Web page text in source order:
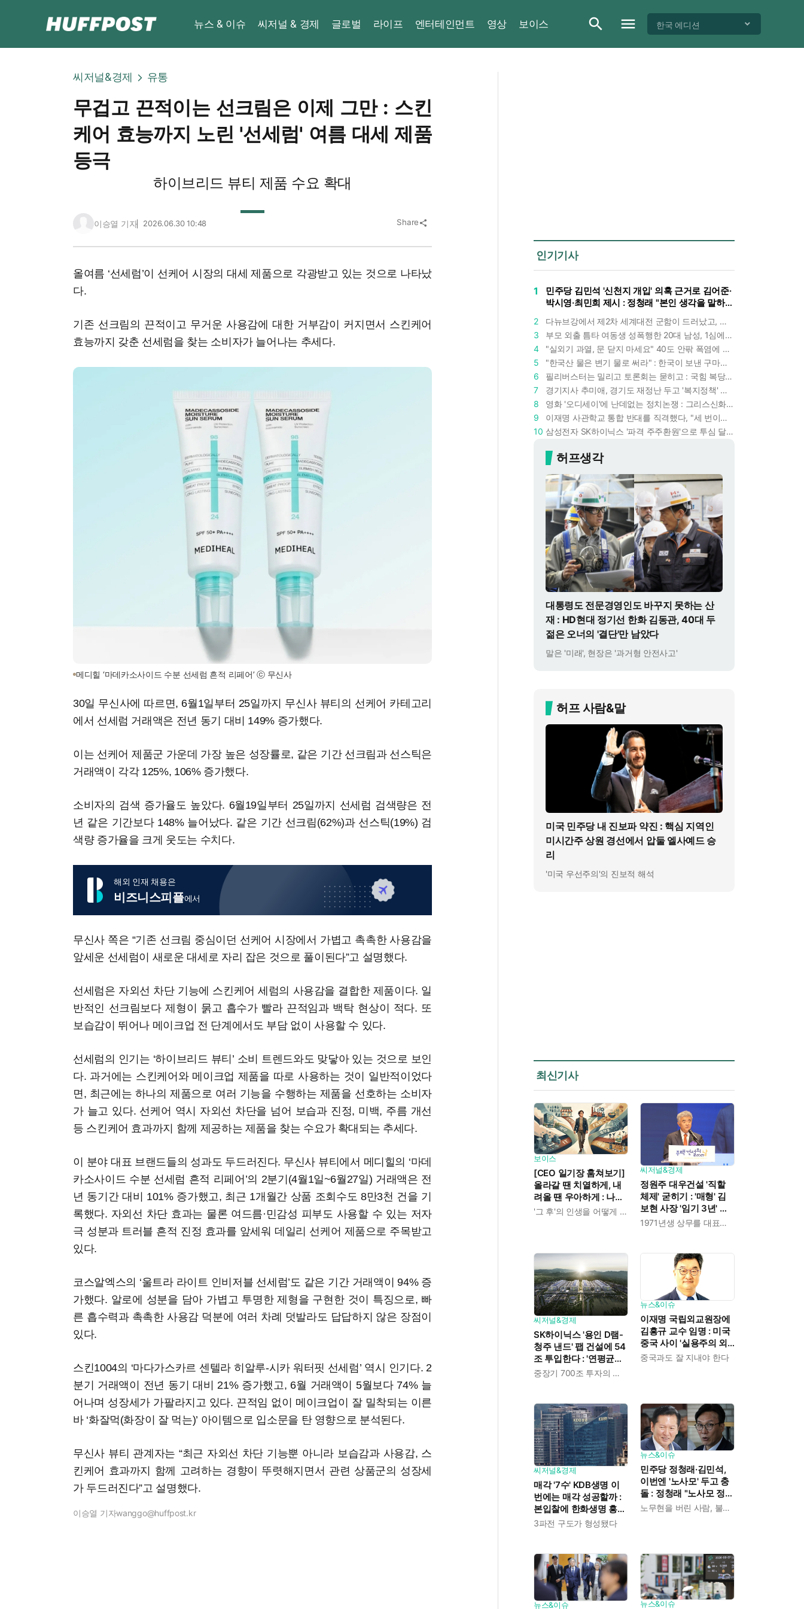
뉴스 & 이슈 씨저널 & 경제 글로벌 라이프 엔터테인먼트 영상 보이스 한국 에디션
씨저널&경제 유통
무겁고 끈적이는 선크림은 이제 그만 : 스킨
케어 효능까지 노린 '선세럼' 여름 대세 제품
등극
하이브리드 뷰티 제품 수요 확대
이승열 기자 2026.06.30 10:48 Share share
올여름 ‘선세럼’이 선케어 시장의 대세 제품으로 각광받고 있는 것으로 나타났
다.
기존 선크림의 끈적이고 무거운 사용감에 대한 거부감이 커지면서 스킨케어
효능까지 갖춘 선세럼을 찾는 소비자가 늘어나는 추세다.
메디힐 ‘마데카소사이드 수분 선세럼 흔적 리페어’ ⓒ 무신사
30일 무신사에 따르면, 6월1일부터 25일까지 무신사 뷰티의 선케어 카테고리
에서 선세럼 거래액은 전년 동기 대비 149% 증가했다.
이는 선케어 제품군 가운데 가장 높은 성장률로, 같은 기간 선크림과 선스틱은
거래액이 각각 125%, 106% 증가했다.
소비자의 검색 증가율도 높았다. 6월19일부터 25일까지 선세럼 검색량은 전
년 같은 기간보다 148% 늘어났다. 같은 기간 선크림(62%)과 선스틱(19%) 검
색량 증가율을 크게 웃도는 수치다.
해외 인재 채용은
비즈니스피플에서
무신사 쪽은 “기존 선크림 중심이던 선케어 시장에서 가볍고 촉촉한 사용감을
앞세운 선세럼이 새로운 대세로 자리 잡은 것으로 풀이된다”고 설명했다.
선세럼은 자외선 차단 기능에 스킨케어 세럼의 사용감을 결합한 제품이다. 일
반적인 선크림보다 제형이 묽고 흡수가 빨라 끈적임과 백탁 현상이 적다. 또
보습감이 뛰어나 메이크업 전 단계에서도 부담 없이 사용할 수 있다.
선세럼의 인기는 ‘하이브리드 뷰티’ 소비 트렌드와도 맞닿아 있는 것으로 보인
다. 과거에는 스킨케어와 메이크업 제품을 따로 사용하는 것이 일반적이었다
면, 최근에는 하나의 제품으로 여러 기능을 수행하는 제품을 선호하는 소비자
가 늘고 있다. 선케어 역시 자외선 차단을 넘어 보습과 진정, 미백, 주름 개선
등 스킨케어 효과까지 함께 제공하는 제품을 찾는 수요가 확대되는 추세다.
이 분야 대표 브랜드들의 성과도 두드러진다. 무신사 뷰티에서 메디힐의 ‘마데
카소사이드 수분 선세럼 흔적 리페어’의 2분기(4월1일~6월27일) 거래액은 전
년 동기간 대비 101% 증가했고, 최근 1개월간 상품 조회수도 8만3천 건을 기
록했다. 자외선 차단 효과는 물론 여드름·민감성 피부도 사용할 수 있는 저자
극 성분과 트러블 흔적 진정 효과를 앞세워 데일리 선케어 제품으로 주목받고
있다.
코스알엑스의 ‘울트라 라이트 인비저블 선세럼’도 같은 기간 거래액이 94% 증
가했다. 알로에 성분을 담아 가볍고 투명한 제형을 구현한 것이 특징으로, 빠
른 흡수력과 촉촉한 사용감 덕분에 여러 차례 덧발라도 답답하지 않은 장점이
있다.
스킨1004의 ‘마다가스카르 센텔라 히알루-시카 워터핏 선세럼’ 역시 인기다. 2
분기 거래액이 전년 동기 대비 21% 증가했고, 6월 거래액이 5월보다 74% 늘
어나며 성장세가 가팔라지고 있다. 끈적임 없이 메이크업이 잘 밀착되는 이른
바 ‘화잘먹(화장이 잘 먹는)’ 아이템으로 입소문을 탄 영향으로 분석된다.
무신사 뷰티 관계자는 “최근 자외선 차단 기능뿐 아니라 보습감과 사용감, 스
킨케어 효과까지 함께 고려하는 경향이 뚜렷해지면서 관련 상품군의 성장세
가 두드러진다”고 설명했다.
이승열 기자wanggo@huffpost.kr
인기기사
1
민주당 김민석 '신천지 개입' 의혹 근거로 김어준·
박시영·최민희 제시 : 정청래 "본인 생각을 말하
2
다뉴브강에서 제2차 세계대전 군함이 드러났고, 포항 수돗물은 갑자기 짜졌다 : 폭염·가뭄이 만든 낯선 풍경
3
부모 외출 틈타 여동생 성폭행한 20대 남성, 1심에서 5년형 선고 : 친족 간 '암수범죄'의 심각성
4
"실외기 과열, 문 닫지 마세요" 40도 안팎 폭염에 쉼 없이 도는 에어컨 : 화재 위험 경고등!
5
"한국산 물은 변기 물로 써라" : 한국이 보낸 구마모토 지진 구호품에 한 일본인의 '어처구니 없는' 반응
6
필리버스터는 밀리고 토론회는 묻히고 : 국힘 복당 원하는 한동훈, '검사 정치'의 한계만 드러내나
7
경기지사 추미애, 경기도 재정난 두고 '복지정책' 탓하는 시선에 정면 반박 : "고령자와 아이 인구 급증"
8
영화 '오디세이'에 난데없는 정치논쟁 : 그리스신화 공간에서 '트럼프 전쟁의 참혹함'이 보인다
9
이재명 사관학교 통합 반대를 직격했다, "세 번이나 군사 쿠데타 했는데 압도적 지위"
10
삼성전자 SK하이닉스 '파격 주주환원'으로 투심 달래고 주가도 받칠까, 100조 넘는 추가 배당 재원에 쏠리는 눈
허프생각
대통령도 전문경영인도 바꾸지 못하는 산
재 : HD현대 정기선 한화 김동관, 40대 두
젊은 오너의 '결단'만 남았다
말은 '미래', 현장은 '과거형 안전사고'
허프 사람&말
미국 민주당 내 진보파 약진 : 핵심 지역인
미시간주 상원 경선에서 압둘 엘사예드 승
리
'미국 우선주의'의 진보적 해석
최신기사
보이스
[CEO 일기장 훔쳐보기]
올라갈 땐 치열하게, 내
려올 땐 우아하게 : 나만
의 커리어 설계법
'그 후'의 인생을 어떻게 살 것인가
씨저널&경제
정원주 대우건설 '직할
체제' 굳히기 : '매형' 김
보현 사장 '임기 3년' 받
고 4개월 만에 물러났다
1971년생 상무를 대표이사로 발탁
씨저널&경제
SK하이닉스 '용인 D램-
청주 낸드' 팹 건설에 54
조 투입한다 : '연평균
19% 성장' 메모리 수요중장기 700조 투자의 단계적 이행
뉴스&이슈
이재명 국립외교원장에
김흥규 교수 임명 : 미국
중국 사이 '실용주의 외
교론' 강조한 인물이다
중국과도 잘 지내야 한다
씨저널&경제
매각 '7수' KDB생명 이
번에는 매각 성공할까 :
본입찰에 한화생명 흥국
생명 한국금융지주 최종
3파전 구도가 형성됐다
뉴스&이슈
민주당 정청래·김민석,
이번엔 '노사모' 두고 충
돌 : 정청래 "노사모 정신
으로 승리" vs 김민석 측노무현을 버린 사람, 불편하겠지
뉴스&이슈 뉴스&이슈